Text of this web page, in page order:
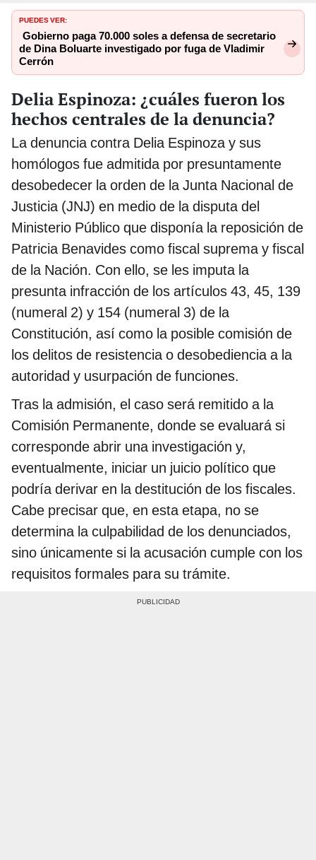
PUEDES VER:
Gobierno paga 70.000 soles a defensa de secretario
de Dina Boluarte investigado por fuga de Vladimir
Cerrón
Delia Espinoza: ¿cuáles fueron los
hechos centrales de la denuncia?
La denuncia contra Delia Espinoza y sus
homólogos fue admitida por presuntamente
desobedecer la orden de la Junta Nacional de
Justicia (JNJ) en medio de la disputa del
Ministerio Público que disponía la reposición de
Patricia Benavides como fiscal suprema y fiscal
de la Nación. Con ello, se les imputa la
presunta infracción de los artículos 43, 45, 139
(numeral 2) y 154 (numeral 3) de la
Constitución, así como la posible comisión de
los delitos de resistencia o desobediencia a la
autoridad y usurpación de funciones.
Tras la admisión, el caso será remitido a la
Comisión Permanente, donde se evaluará si
corresponde abrir una investigación y,
eventualmente, iniciar un juicio político que
podría derivar en la destitución de los fiscales.
Cabe precisar que, en esta etapa, no se
determina la culpabilidad de los denunciados,
sino únicamente si la acusación cumple con los
requisitos formales para su trámite.